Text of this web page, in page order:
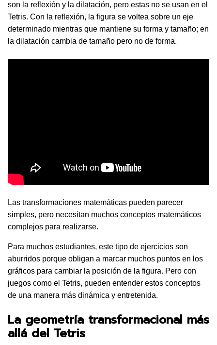
son la reflexión y la dilatación, pero estas no se usan en el
Tetris. Con la reflexión, la figura se voltea sobre un eje
determinado mientras que mantiene su forma y tamaño; en
la dilatación cambia de tamaño pero no de forma.
Las transformaciones matemáticas pueden parecer
simples, pero necesitan muchos conceptos matemáticos
complejos para realizarse.
Para muchos estudiantes, este tipo de ejercicios son
aburridos porque obligan a marcar muchos puntos en los
gráficos para cambiar la posición de la figura. Pero con
juegos como el Tetris, pueden entender estos conceptos
de una manera más dinámica y entretenida.
La geometría transformacional más
allá del Tetris